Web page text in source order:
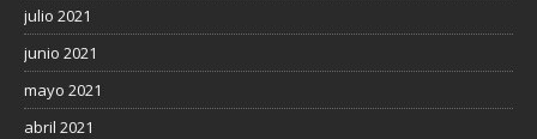
julio 2021
junio 2021
mayo 2021
abril 2021